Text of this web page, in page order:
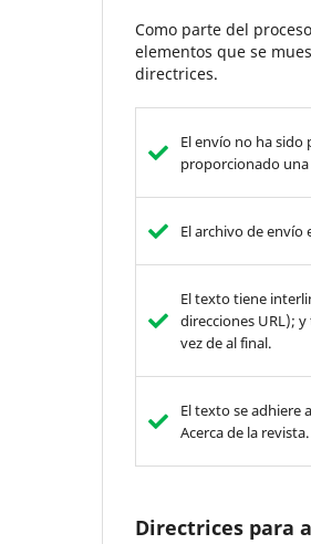
Como parte del
elementos que se
directrices.
El envío no ha
proporcionado una
El archivo de
El texto tiene
direcciones URL);
vez de al final.
El texto se adhiere
Acerca de la revista.
Directrices para